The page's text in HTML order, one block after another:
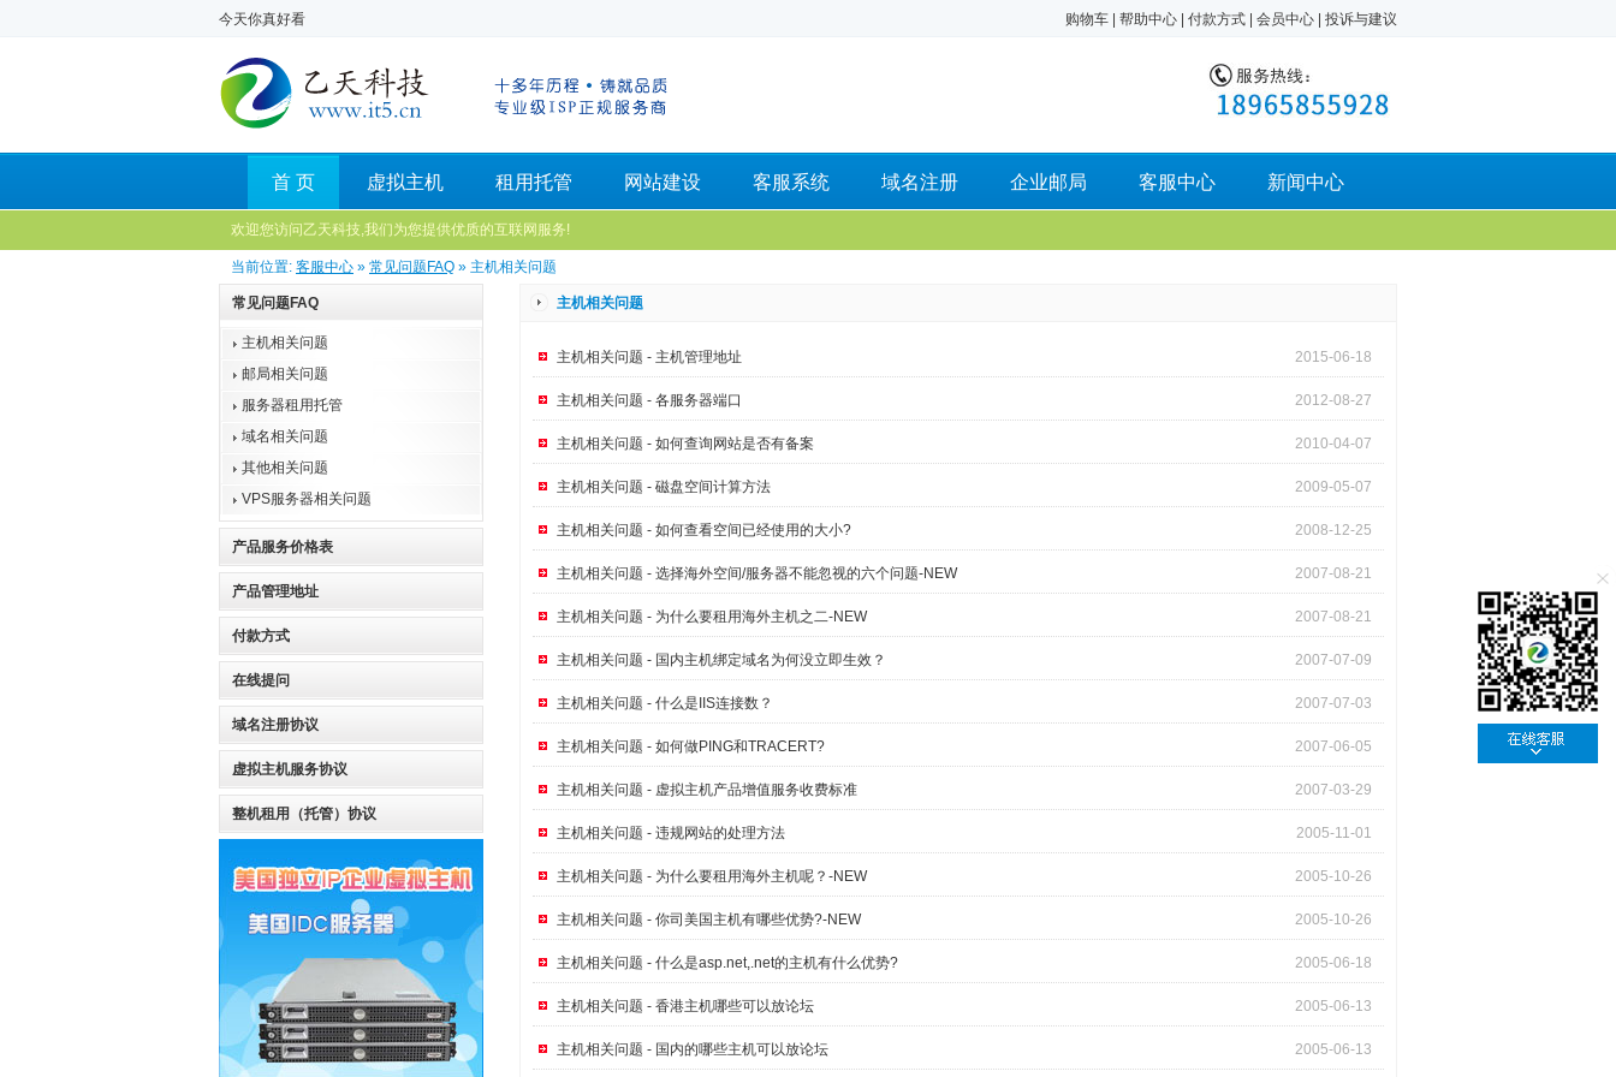
今天你真好看 购物车 帮助中心 付款方式 会员中心 投诉与建议
首 页 虚拟主机 租用托管 网站建设 客服系统 域名注册 企业邮局 客服中心 新闻中心
欢迎您访问乙天科技,我们为您提供优质的互联网服务!
当前位置: 客服中心 » 常见问题FAQ » 主机相关问题
常见问题FAQ
主机相关问题
邮局相关问题
服务器租用托管
域名相关问题
其他相关问题
VPS服务器相关问题
产品服务价格表
产品管理地址
付款方式
在线提问
域名注册协议
虚拟主机服务协议
整机租用（托管）协议
主机相关问题
2015-06-18
主机相关问题 - 主机管理地址
2012-08-27
主机相关问题 - 各服务器端口
2010-04-07
主机相关问题 - 如何查询网站是否有备案
2009-05-07
主机相关问题 - 磁盘空间计算方法
2008-12-25
主机相关问题 - 如何查看空间已经使用的大小?
2007-08-21
主机相关问题 - 选择海外空间/服务器不能忽视的六个问题-NEW
2007-08-21
主机相关问题 - 为什么要租用海外主机之二-NEW
2007-07-09
主机相关问题 - 国内主机绑定域名为何没立即生效？
2007-07-03
主机相关问题 - 什么是IIS连接数？
2007-06-05
主机相关问题 - 如何做PING和TRACERT?
2007-03-29
主机相关问题 - 虚拟主机产品增值服务收费标准
2005-11-01
主机相关问题 - 违规网站的处理方法
2005-10-26
主机相关问题 - 为什么要租用海外主机呢？-NEW
2005-10-26
主机相关问题 - 你司美国主机有哪些优势?-NEW
2005-06-18
主机相关问题 - 什么是asp.net,.net的主机有什么优势?
2005-06-13
主机相关问题 - 香港主机哪些可以放论坛
2005-06-13
主机相关问题 - 国内的哪些主机可以放论坛